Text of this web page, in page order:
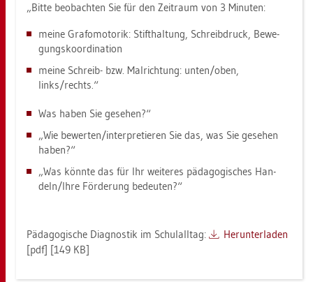
„Bitte be­ob­ach­ten Sie für den Zeit­raum von 3 Mi­nu­ten:
meine Gra­fo­mo­to­rik: Stift­hal­tung, Schreib­druck, Be­we­
gungs­ko­or­di­na­ti­on
meine Schreib- bzw. Mal­rich­tung: unten/oben,
links/rechts.“
Was haben Sie ge­se­hen?“
„Wie be­wer­ten/in­ter­pre­tie­ren Sie das, was Sie ge­se­hen
haben?“
„Was könn­te das für Ihr wei­te­res päd­ago­gi­sches Han­
deln/Ihre För­de­rung be­deu­ten?“
Päd­ago­gi­sche Dia­gnos­tik im Schul­all­tag:
Her­un­ter­la­den
[pdf] [149 KB]